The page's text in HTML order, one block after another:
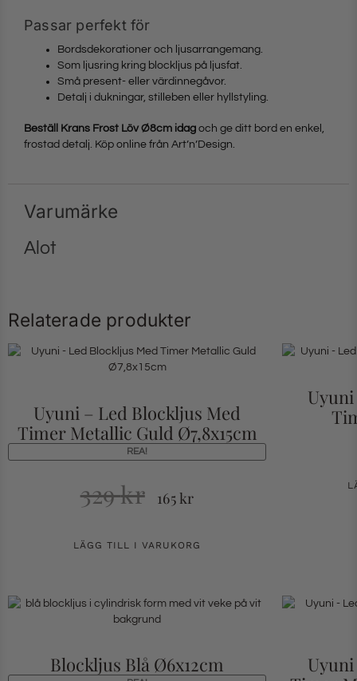
Passar perfekt för
Bordsdekorationer och ljusarrangemang.
Som ljusring kring blockljus på ljusfat.
Små present- eller värdinnegåvor.
Detalj i dukningar, stilleben eller hyllstyling.
Beställ Krans Frost Löv Ø8cm idag och ge ditt bord en enkel,
frostad detalj. Köp online från Art’n’Design.
Varumärke
Alot
Relaterade produkter
Uyuni – Led Blockljus Med
Timer Metallic Guld Ø7,8x15cm
REA!
329kr 165kr
LÄGG TILL I VARUKORG
Blockljus Blå Ø6x12cm